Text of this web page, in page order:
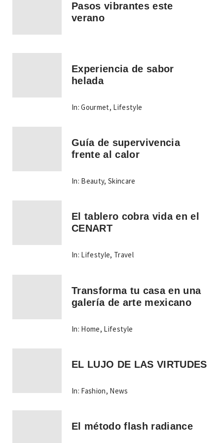
Pasos vibrantes este
verano
Experiencia de sabor
helada
In: Gourmet, Lifestyle
Guía de supervivencia
frente al calor
In: Beauty,Skincare
El tablero cobra vida en el
CENART
In: Lifestyle, Travel
Transforma tu casa en una
galería de arte mexicano
In: Home, Lifestyle
EL LUJO DE LAS VIRTUDES
In: Fashion, News
El método flash radiance